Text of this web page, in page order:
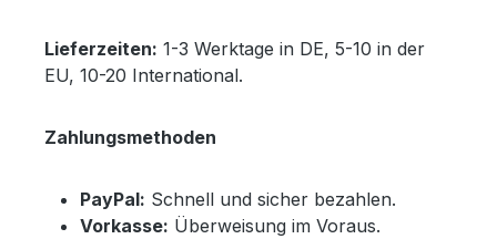
Lieferzeiten: 1-3 Werktage in DE, 5-10 in der
EU, 10-20 International.
Zahlungsmethoden
PayPal: Schnell und sicher bezahlen.
Vorkasse: Überweisung im Voraus.